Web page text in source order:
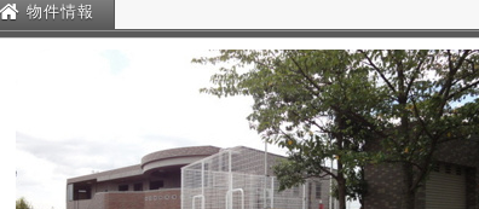
物件情報